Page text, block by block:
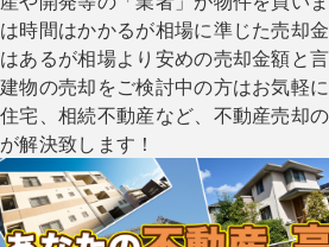
は時間はかかるが相場に準じた売却
はあるが相場より安めの売却金額と
建物の売却をご検討中の方はお気軽
住宅、相続不動産など、不動産売却
が解決致します！